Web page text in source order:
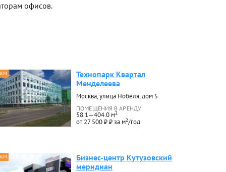
офисов.
Технопарк Квартал
Менделеева
Москва, улица Нобеля, дом 5
ПОМЕЩЕНИЯ В АРЕНДУ
58.1—404.0 м²
от 27 500 ₽ ₽ за м²/год
Бизнес-центр Кутузовский
меридиан